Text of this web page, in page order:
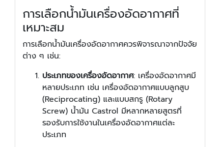
การเลือกน้ำมันเครื่องอัดอากาศที่
เหมาะสม
การเลือกน้ำมันเครื่องอัดอากาศควรพิจารณาจากปัจจัย
ต่าง ๆ เช่น:
ประเภทของเครื่องอัดอากาศ: เครื่องอัดอากาศมี
หลายประเภท เช่น เครื่องอัดอากาศแบบลูกสูบ
(Reciprocating) และแบบสกรู (Rotary
Screw) น้ำมัน Castrol มีหลากหลายสูตรที่
รองรับการใช้งานในเครื่องอัดอากาศแต่ละ
ประเภท